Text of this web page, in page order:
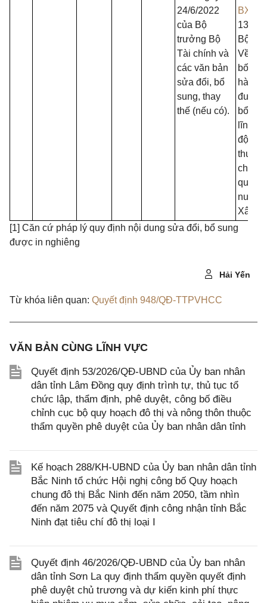
24/6/2022
của Bộ
trưởng Bộ
Tài chính và
các văn bản
sửa đổi, bổ
sung, thay
thế (nếu có).
BXD
13/5/
Bộ
Về
bố thủ
hành
được
bổ
lĩnh
động
thuộc
chức
quản
nước
Xây
[1] Căn cứ pháp lý quy định nội dung sửa đổi, bổ sung
được in nghiêng
Hải Yến
Từ khóa liên quan: Quyết định 948/QĐ-TTPVHCC
VĂN BẢN CÙNG LĨNH VỰC
Quyết định 53/2026/QĐ-UBND của Ủy ban nhân
dân tỉnh Lâm Đồng quy định trình tự, thủ tục tổ
chức lập, thẩm định, phê duyệt, công bố điều
chỉnh cục bộ quy hoạch đô thị và nông thôn thuộc
thẩm quyền phê duyệt của Ủy ban nhân dân tỉnh
Kế hoạch 288/KH-UBND của Ủy ban nhân dân tỉnh
Bắc Ninh tổ chức Hội nghị công bố Quy hoạch
chung đô thị Bắc Ninh đến năm 2050, tầm nhìn
đến năm 2075 và Quyết định công nhận tỉnh Bắc
Ninh đạt tiêu chí đô thị loại I
Quyết định 46/2026/QĐ-UBND của Ủy ban nhân
dân tỉnh Sơn La quy định thẩm quyền quyết định
phê duyệt chủ trương và dự kiến kinh phí thực